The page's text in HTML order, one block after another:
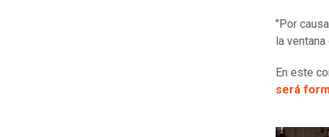
"Por
la
En este
será